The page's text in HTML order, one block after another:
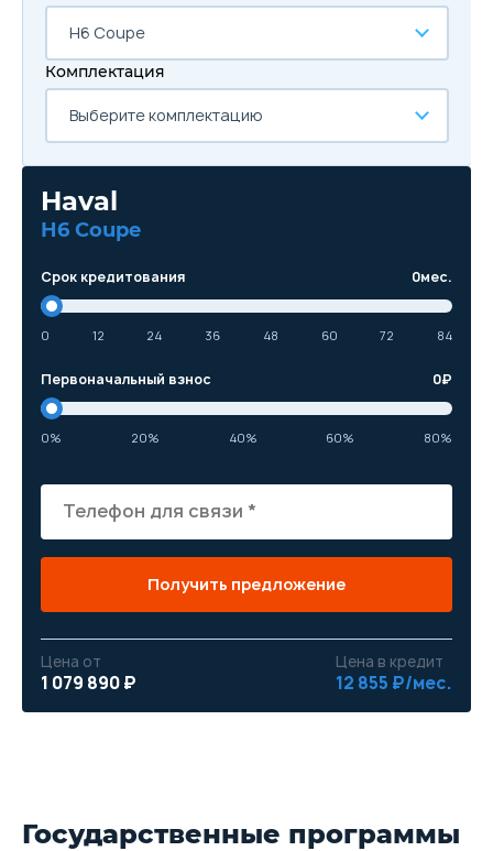
H6 Coupe
Комплектация
Выберите комплектацию
Haval
H6 Coupe
Срок кредитования 0мес.
0 12 24 36 48 60 72 84
Первоначальный взнос 0₽
0% 20% 40% 60% 80%
Получить предложение
Цена от
1 079 890 ₽
Цена в кредит
12 855 ₽/мес.
Государственные программы